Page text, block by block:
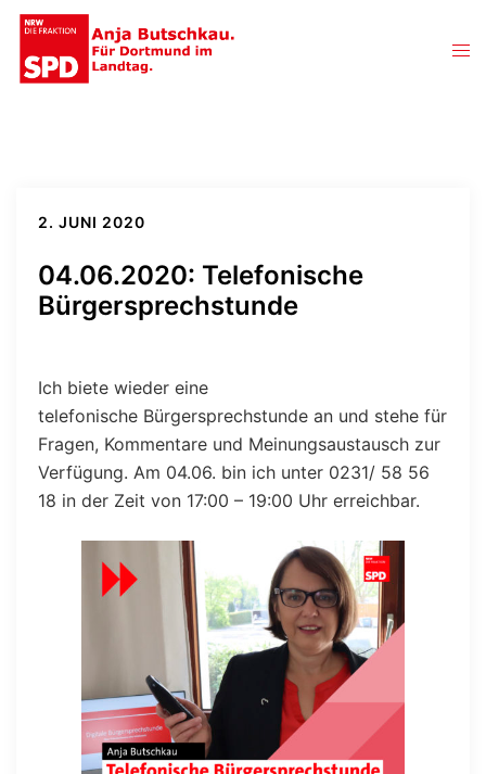
Zum
Inhalt
springen
2. JUNI 2020
04.06.2020: Telefonische
Bürgersprechstunde
Ich biete wieder eine
telefonische Bürgersprechstunde an und stehe für
Fragen, Kommentare und Meinungsaustausch zur
Verfügung. Am 04.06. bin ich unter 0231/ 58 56
18 in der Zeit von 17:00 – 19:00 Uhr erreichbar.